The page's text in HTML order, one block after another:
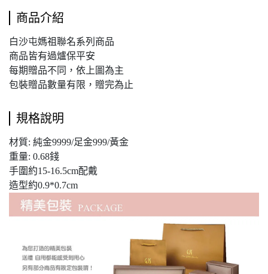
商品介紹
白沙屯媽祖聯名系列商品
商品皆有過爐保平安
每期贈品不同，依上圖為主
包裝贈品數量有限，贈完為止
規格說明
材質: 純金9999/足金999/黃金
重量: 0.68錢
手圍約15-16.5cm配戴
造型約0.9*0.7cm